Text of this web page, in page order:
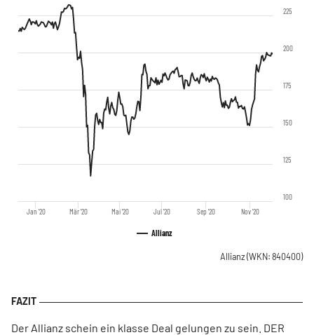
Allianz
Jan '20 Mär '20 Mai '20 Jul '20 Sep '20 Nov '20
100
125
150
175
200
225
Allianz (WKN: 840400)
Der Allianz schein ein klasse Deal gelungen zu sein. DER